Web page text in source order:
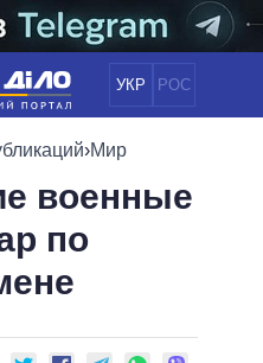
УКР РОС
ПОЛИТИКА
ЭКОНОМИКА
ОБЩЕСТВО
›Мир
военные
по